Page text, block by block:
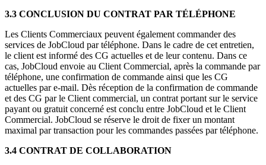
3.3 CONCLUSION DU CONTRAT PAR TÉLÉPHONE
Les Clients Commerciaux peuvent également commander des
services de JobCloud par téléphone. Dans le cadre de cet entretien,
le client est informé des CG actuelles et de leur contenu. Dans ce
cas, JobCloud envoie au Client Commercial, après la commande par
téléphone, une confirmation de commande ainsi que les CG
actuelles par e-mail. Dès réception de la confirmation de commande
et des CG par le Client commercial, un contrat portant sur le service
payant ou gratuit concerné est conclu entre JobCloud et le Client
Commercial. JobCloud se réserve le droit de fixer un montant
maximal par transaction pour les commandes passées par téléphone.
3.4 CONTRAT DE COLLABORATION